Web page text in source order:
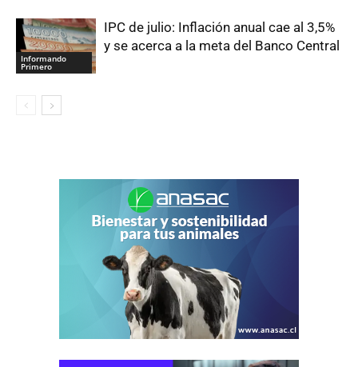
Informando
Primero
IPC de julio: Inflación anual cae al 3,5%
y se acerca a la meta del Banco Central